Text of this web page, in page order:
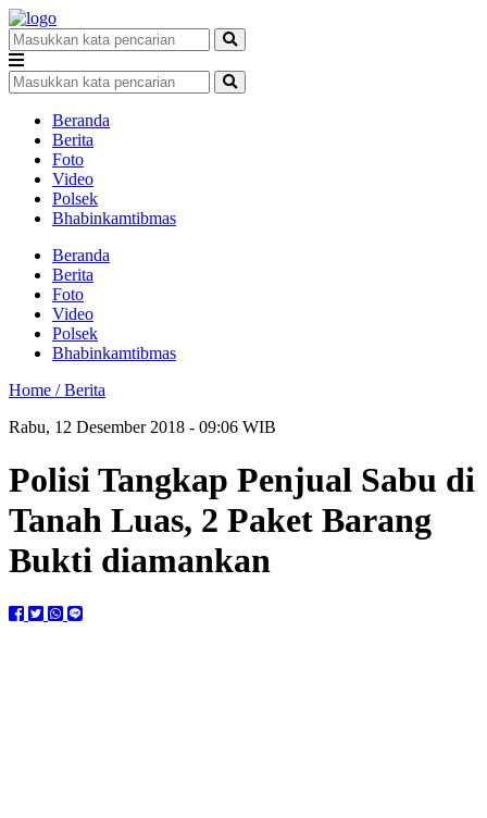
Beranda
Berita
Foto
Video
Polsek
Bhabinkamtibmas
Beranda
Berita
Foto
Video
Polsek
Bhabinkamtibmas
Home /Berita
Rabu, 12 Desember 2018 - 09:06 WIB
Polisi Tangkap Penjual Sabu di
Tanah Luas, 2 Paket Barang
Bukti diamankan